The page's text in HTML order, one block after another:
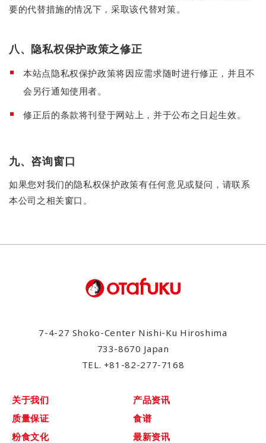
要的代替措施的情况下，采取该代替对策。
八、隐私权保护政策之修正
本站点隐私权保护政策将因应需求随时进行修正，并且不
会另行通知使用者。
修正后的条款将刊登于网站上，并于公布之日起生效。
九、咨询窗口
如果您对我们的隐私权保护政策有任何意见或疑问，请联系
本公司之相关窗口。
7-4-27 Shoko-Center Nishi-Ku Hiroshima
733-8670 Japan
TEL. +81-82-277-7168
关于我们
质量保证
产品资讯
食谱
粉食文化
最新资讯